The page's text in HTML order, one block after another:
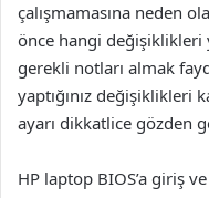
çalışmamasına neden
önce hangi değişiklikleri
gerekli notları almak
yaptığınız değişiklikleri
ayarı dikkatlice gözden
HP laptop BIOS’a giriş